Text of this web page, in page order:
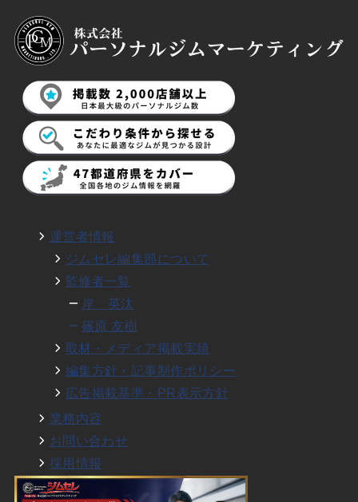
運営者情報
ジムセレ編集部について
監修者一覧
岸 英汰
篠原 友樹
取材・メディア掲載実績
編集方針・記事制作ポリシー
広告掲載基準・PR表示方針
業務内容
お問い合わせ
採用情報